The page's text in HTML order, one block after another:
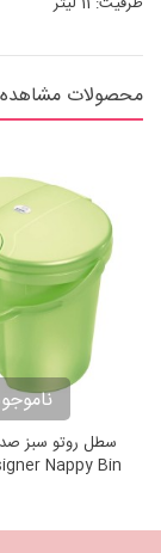
محصولات
Nappy Bin